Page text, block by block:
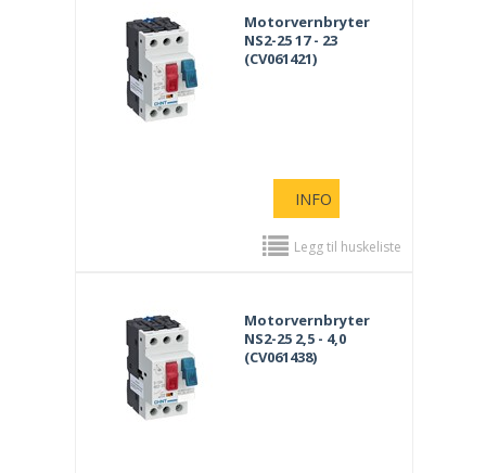
Motorvernbryter
NS2-25 17 - 23
(CV061421)
INFO
Legg til huskeliste
Motorvernbryter
NS2-25 2,5 - 4,0
(CV061438)